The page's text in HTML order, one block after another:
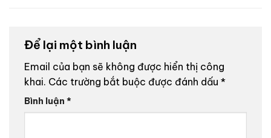
Để lại một bình luận
Email của bạn sẽ không được hiển thị công
khai. Các trường bắt buộc được đánh dấu *
Bình luận *